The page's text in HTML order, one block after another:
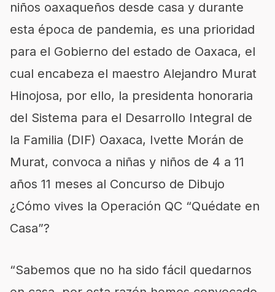
niños oaxaqueños desde casa y durante
esta época de pandemia, es una prioridad
para el Gobierno del estado de Oaxaca, el
cual encabeza el maestro Alejandro Murat
Hinojosa, por ello, la presidenta honoraria
del Sistema para el Desarrollo Integral de
la Familia (DIF) Oaxaca, Ivette Morán de
Murat, convoca a niñas y niños de 4 a 11
años 11 meses al Concurso de Dibujo
¿Cómo vives la Operación QC “Quédate en
Casa”?
“Sabemos que no ha sido fácil quedarnos